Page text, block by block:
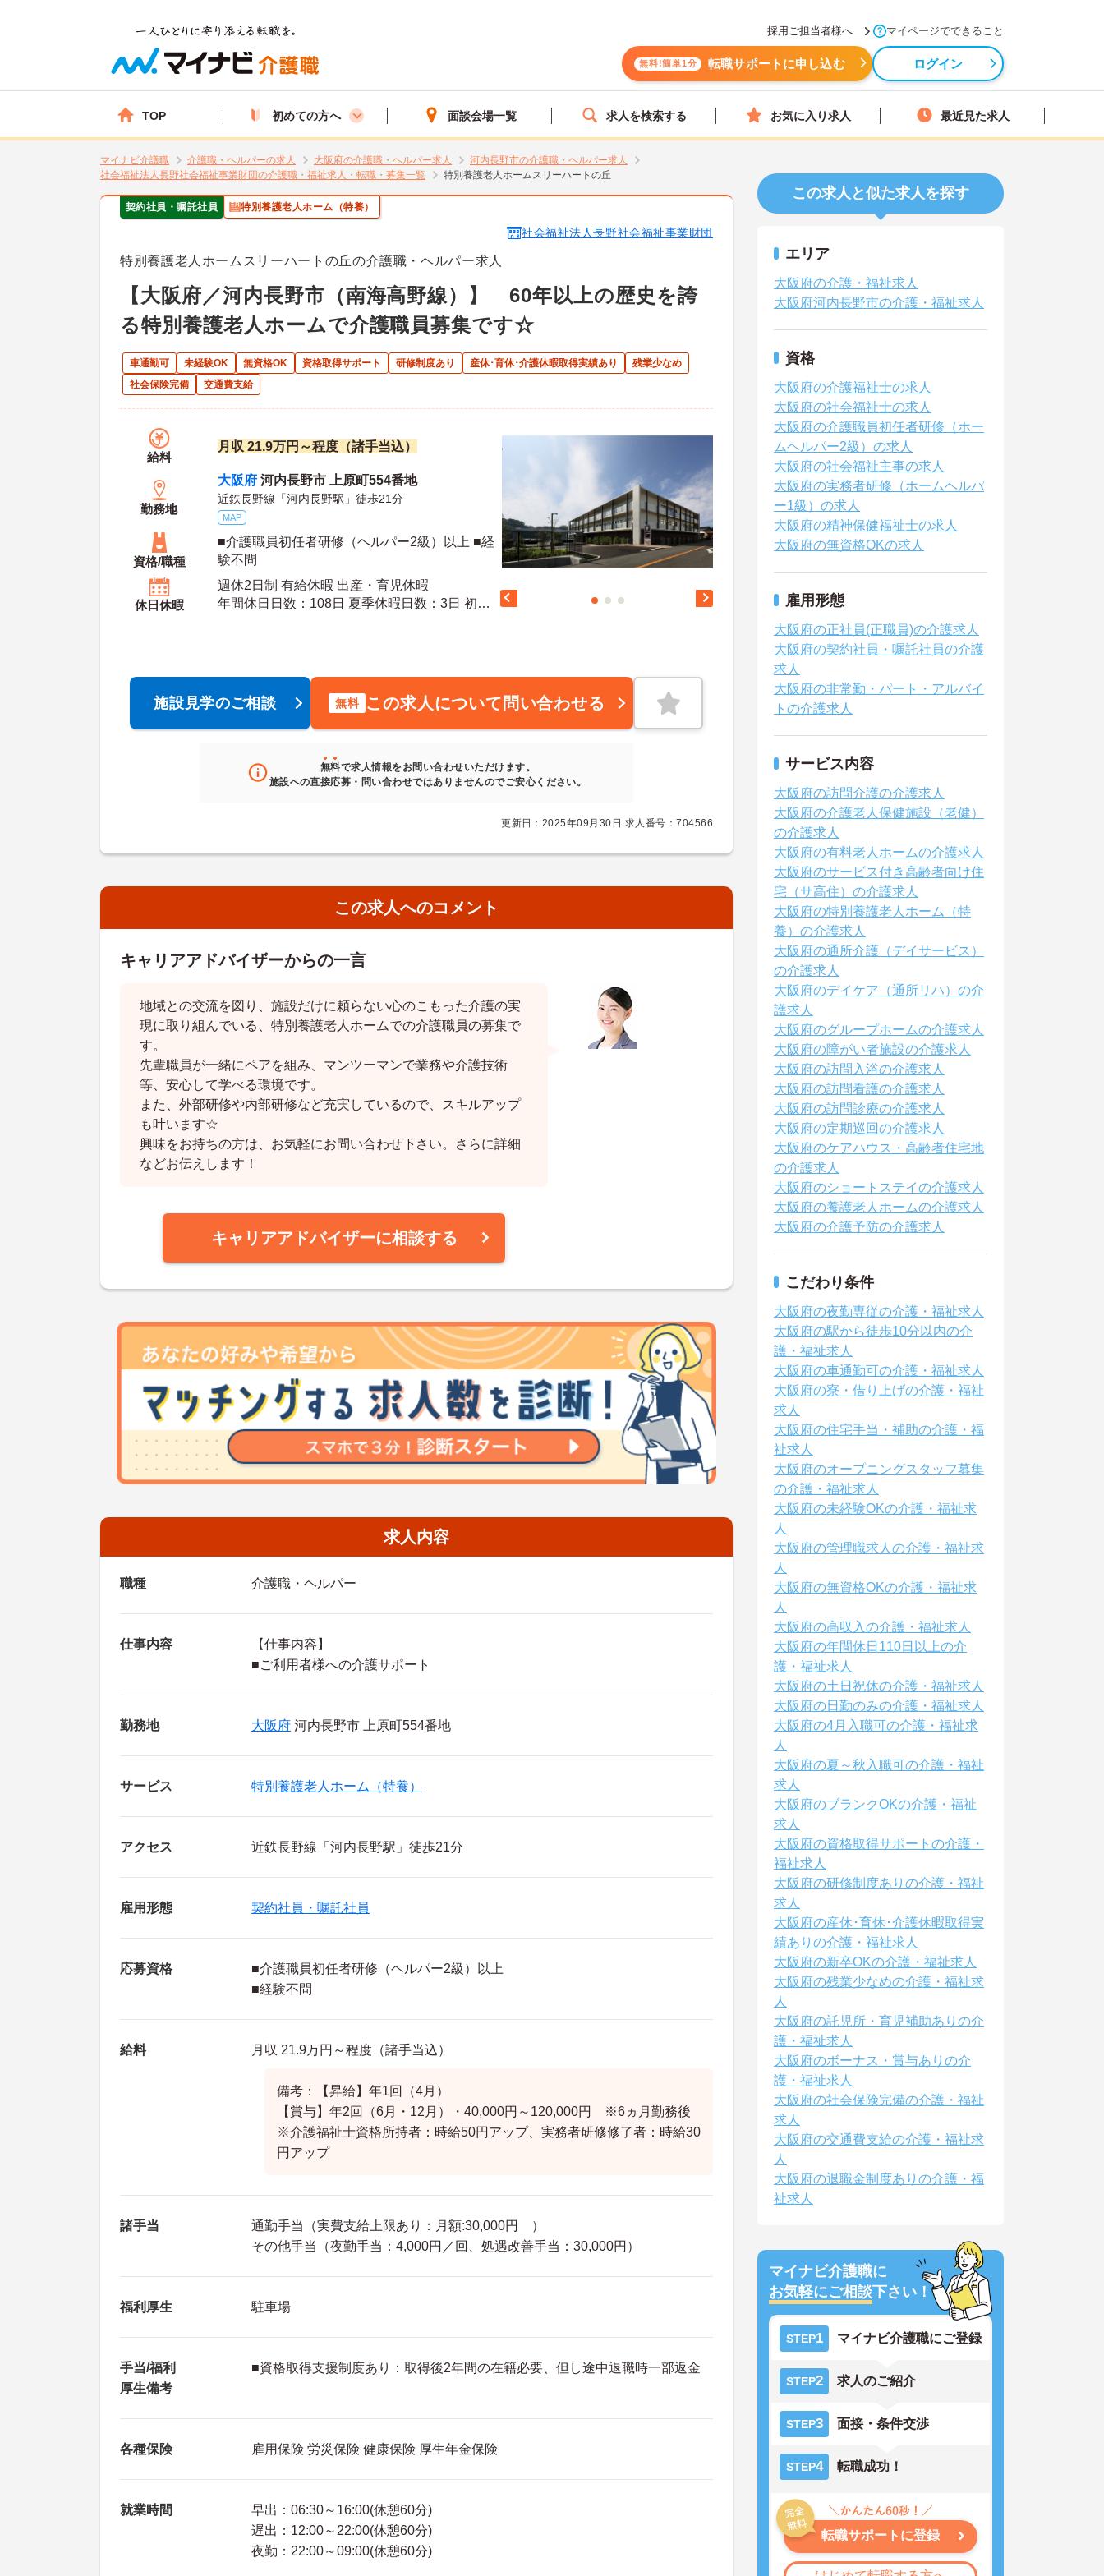
採用ご担当者様へ マイページでできること
無料!簡単1分 転職サポートに申し込む ログイン
TOP 初めての方へ 面談会場一覧 求人を検索する お気に入り求人 最近見た求人
マイナビ介護職 介護職・ヘルパーの求人 大阪府の介護職・ヘルパー求人
河内長野市の介護職・ヘルパー求人
社会福祉法人長野社会福祉事業財団の介護職・福祉求人・転職・募集一覧
特別養護老人ホームスリーハートの丘
契約社員・嘱託社員 特別養護老人ホーム（特養）
社会福祉法人長野社会福祉事業財団
特別養護老人ホームスリーハートの丘の介護職・ヘルパー求人
【大阪府／河内長野市（南海高野線）】 60年以上の歴史を誇
る特別養護老人ホームで介護職員募集です☆
車通勤可 未経験OK 無資格OK 資格取得サポート 研修制度あり 産休･育休･介護休暇取得実績あり
残業少なめ
社会保険完備
交通費支給
給料
月収 21.9万円～程度（諸手当込）
勤務地
大阪府 河内長野市 上原町554番地
近鉄長野線「河内長野駅」徒歩21分
MAP
資格/職種
■介護職員初任者研修（ヘルパー2級）以上 ■経
験不問
休日休暇
週休2日制 有給休暇 出産・育児休暇
年間休日日数：108日 夏季休暇日数：3日 初年
施設見学のご相談 無料 この求人について問い合わせる
無料で求人情報をお問い合わせいただけます。
施設への直接応募・問い合わせではありませんのでご安心ください。
更新日：2025年09月30日 求人番号：704566
この求人へのコメント
キャリアアドバイザーからの一言
地域との交流を図り、施設だけに頼らない心のこもった介護の実
現に取り組んでいる、特別養護老人ホームでの介護職員の募集で
す。
先輩職員が一緒にペアを組み、マンツーマンで業務や介護技術
等、安心して学べる環境です。
また、外部研修や内部研修など充実しているので、スキルアップ
も叶います☆
興味をお持ちの方は、お気軽にお問い合わせ下さい。さらに詳細
などお伝えします！
キャリアアドバイザーに相談する
求人内容
職種 介護職・ヘルパー
仕事内容
【仕事内容】
■ご利用者様への介護サポート
勤務地 大阪府 河内長野市 上原町554番地
サービス 特別養護老人ホーム（特養）
アクセス 近鉄長野線「河内長野駅」徒歩21分
雇用形態 契約社員・嘱託社員
応募資格
■介護職員初任者研修（ヘルパー2級）以上
■経験不問
給料 月収 21.9万円～程度（諸手当込）
備考：【昇給】年1回（4月）
【賞与】年2回（6月・12月）・40,000円～120,000円 ※6ヵ月勤務後
※介護福祉士資格所持者：時給50円アップ、実務者研修修了者：時給30
円アップ
諸手当
通勤手当（実費支給上限あり：月額:30,000円 ）
その他手当（夜勤手当：4,000円／回、処遇改善手当：30,000円）
福利厚生 駐車場
手当/福利
厚生備考
■資格取得支援制度あり：取得後2年間の在籍必要、但し途中退職時一部返金
各種保険 雇用保険 労災保険 健康保険 厚生年金保険
就業時間
早出：06:30～16:00(休憩60分)
遅出：12:00～22:00(休憩60分)
夜勤：22:00～09:00(休憩60分)
この求人と似た求人を探す
エリア
大阪府の介護・福祉求人
大阪府河内長野市の介護・福祉求人
資格
大阪府の介護福祉士の求人
大阪府の社会福祉士の求人
大阪府の介護職員初任者研修（ホー
ムヘルパー2級）の求人
大阪府の社会福祉主事の求人
大阪府の実務者研修（ホームヘルパ
ー1級）の求人
大阪府の精神保健福祉士の求人
大阪府の無資格OKの求人
雇用形態
大阪府の正社員(正職員)の介護求人
大阪府の契約社員・嘱託社員の介護
求人
大阪府の非常勤・パート・アルバイ
トの介護求人
サービス内容
大阪府の訪問介護の介護求人
大阪府の介護老人保健施設（老健）
の介護求人
大阪府の有料老人ホームの介護求人
大阪府のサービス付き高齢者向け住
宅（サ高住）の介護求人
大阪府の特別養護老人ホーム（特
養）の介護求人
大阪府の通所介護（デイサービス）
の介護求人
大阪府のデイケア（通所リハ）の介
護求人
大阪府のグループホームの介護求人
大阪府の障がい者施設の介護求人
大阪府の訪問入浴の介護求人
大阪府の訪問看護の介護求人
大阪府の訪問診療の介護求人
大阪府の定期巡回の介護求人
大阪府のケアハウス・高齢者住宅地
の介護求人
大阪府のショートステイの介護求人
大阪府の養護老人ホームの介護求人
大阪府の介護予防の介護求人
こだわり条件
大阪府の夜勤専従の介護・福祉求人
大阪府の駅から徒歩10分以内の介
護・福祉求人
大阪府の車通勤可の介護・福祉求人
大阪府の寮・借り上げの介護・福祉
求人
大阪府の住宅手当・補助の介護・福
祉求人
大阪府のオープニングスタッフ募集
の介護・福祉求人
大阪府の未経験OKの介護・福祉求
人
大阪府の管理職求人の介護・福祉求
人
大阪府の無資格OKの介護・福祉求
人
大阪府の高収入の介護・福祉求人
大阪府の年間休日110日以上の介
護・福祉求人
大阪府の土日祝休の介護・福祉求人
大阪府の日勤のみの介護・福祉求人
大阪府の4月入職可の介護・福祉求
人
大阪府の夏～秋入職可の介護・福祉
求人
大阪府のブランクOKの介護・福祉
求人
大阪府の資格取得サポートの介護・
福祉求人
大阪府の研修制度ありの介護・福祉
求人
大阪府の産休･育休･介護休暇取得実
績ありの介護・福祉求人
大阪府の新卒OKの介護・福祉求人
大阪府の残業少なめの介護・福祉求
人
大阪府の託児所・育児補助ありの介
護・福祉求人
大阪府のボーナス・賞与ありの介
護・福祉求人
大阪府の社会保険完備の介護・福祉
求人
大阪府の交通費支給の介護・福祉求
人
大阪府の退職金制度ありの介護・福
祉求人
マイナビ介護職に
お気軽にご相談下さい！
STEP1 マイナビ介護職にご登録
STEP2 求人のご紹介
STEP3 面接・条件交渉
STEP4 転職成功！
転職サポートに登録